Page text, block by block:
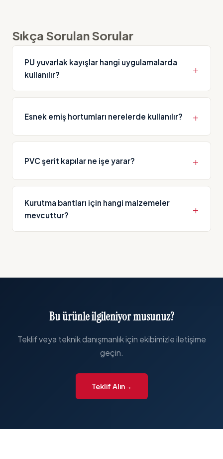
Sıkça Sorulan Sorular
PU yuvarlak kayışlar hangi uygulamalarda
kullanılır?
Fayans, düz cam, ahşap işleme, mermer, beton
meyve boylama gibi çok çeşitli endüstriyel
uygulamalarda kullanılır.
Esnek emiş hortumları nerelerde kullanılır?
Talaş ve granül boşaltma, toz ve duman emişi,
emme gibi uygulamalarda kullanılır.
PVC şerit kapılar ne işe yarar?
PVC şerit kapılar, endüstriyel alanlarda ısı yalıtımı,
toz yalıtımı ve gürültü azaltma sağlarken personel
ve araç geçişine izin verir.
Kurutma bantları için hangi malzemeler
mevcuttur?
Bu ürünle ilgileniyor musunuz?
Teklif veya teknik danışmanlık için ekibimizle iletişime
geçin.
Teklif Alın